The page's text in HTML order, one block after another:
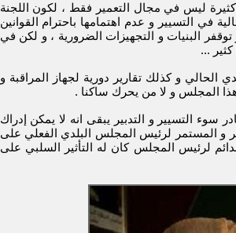
ليس في مجال التعمير فقط ، لكون اللجنة
في التسيير و عدم اهتمامها باحترام القوانين
البنيات و التجهيزات الضرورية ، و لكن في
...
و كذلك تقارير دورية لجهاز المراقبة و
المجلس و لا من يحرك ساكنا .
سوء التسيير و التدبير يبقى انه لا يمكن إدراك
و المستمر لرئيس المجلس البلدي الفعلي على
لرئيس المجلس كان له التأثير السلبي على